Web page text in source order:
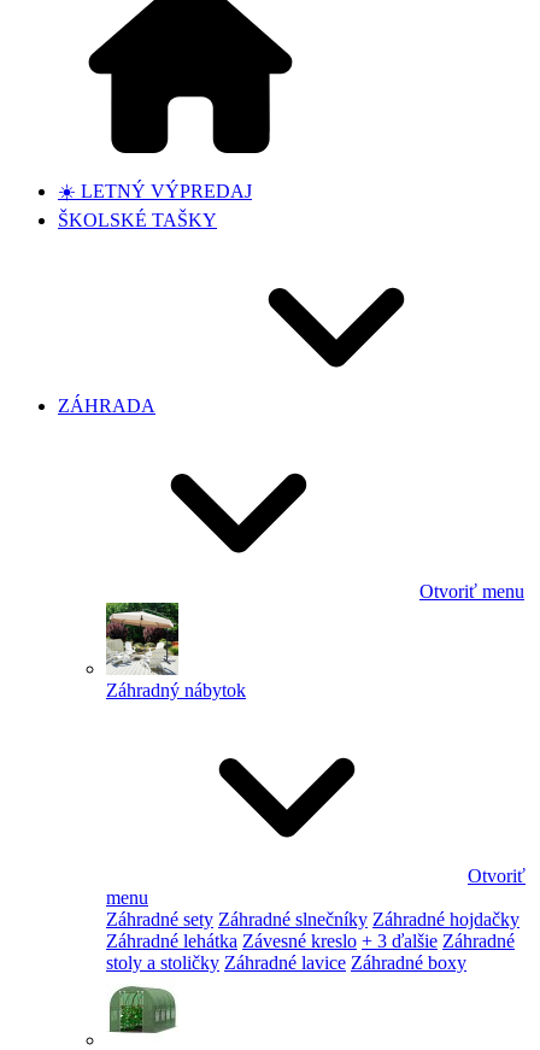
☀️ LETNÝ VÝPREDAJ
ŠKOLSKÉ TAŠKY
ZÁHRADA
Otvoriť menu
Záhradný nábytok
Otvoriť
menu
Záhradné sety Záhradné slnečníky Záhradné hojdačky
Záhradné lehátka Závesné kreslo + 3 ďalšie Záhradné
stoly a stoličky Záhradné lavice Záhradné boxy